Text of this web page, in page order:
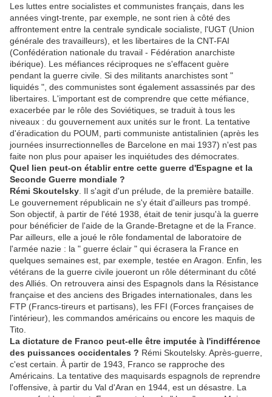
Les luttes entre socialistes et communistes français, dans les
années vingt-trente, par exemple, ne sont rien à côté des
affrontement entre la centrale syndicale socialiste, l'UGT (Union
générale des travailleurs), et les libertaires de la CNT-FAI
(Confédération nationale du travail - Fédération anarchiste
ibérique). Les méfiances réciproques ne s'effacent guère
pendant la guerre civile. Si des militants anarchistes sont "
liquidés ", des communistes sont également assassinés par des
libertaires. L'important est de comprendre que cette méfiance,
exacerbée par le rôle des Soviétiques, se traduit à tous les
niveaux : du gouvernement aux unités sur le front. La tentative
d'éradication du POUM, parti communiste antistalinien (après les
journées insurrectionnelles de Barcelone en mai 1937) n'est pas
faite non plus pour apaiser les inquiétudes des démocrates.
Quel lien peut-on établir entre cette guerre d'Espagne et la
Seconde Guerre mondiale ?
Rémi Skoutelsky . Il s'agit d'un prélude, de la première bataille.
Le gouvernement républicain ne s'y était d'ailleurs pas trompé.
Son objectif, à partir de l'été 1938, était de tenir jusqu'à la guerre
pour bénéficier de l'aide de la Grande-Bretagne et de la France.
Par ailleurs, elle a joué le rôle fondamental de laboratoire de
l'armée nazie : la " guerre éclair " qui écrasera la France en
quelques semaines est, par exemple, testée en Aragon. Enfin, les
vétérans de la guerre civile joueront un rôle déterminant du côté
des Alliés. On retrouvera ainsi des Espagnols dans la Résistance
française et des anciens des Brigades internationales, dans les
FTP (Francs-tireurs et partisans), les FFI (Forces françaises de
l'intérieur), les commandos américains ou encore les maquis de
Tito.
La dictature de Franco peut-elle être imputée à l'indifférence
des puissances occidentales ? Rémi Skoutelsky. Après-guerre,
c'est certain. À partir de 1943, Franco se rapproche des
Américains. La tentative des maquisards espagnols de reprendre
l'offensive, à partir du Val d'Aran en 1944, est un désastre. La